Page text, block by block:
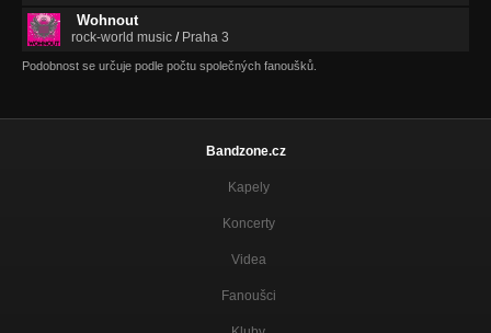
Wohnout
rock-world music / Praha 3
Podobnost se určuje podle počtu společných fanoušků.
Bandzone.cz
Kapely
Koncerty
Videa
Fanoušci